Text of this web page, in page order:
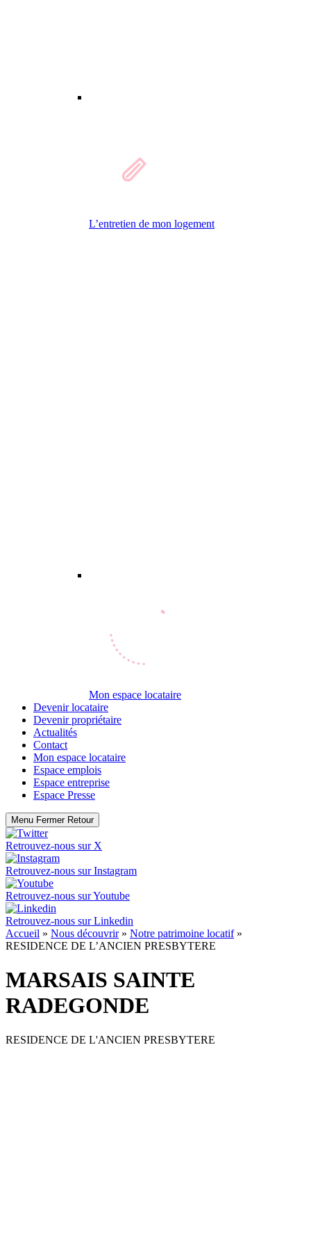
L’entretien de mon logement
Mon espace locataire
Devenir locataire
Devenir propriétaire
Actualités
Contact
Mon espace locataire
Espace emplois
Espace entreprise
Espace Presse
Menu Fermer Retour
Retrouvez-nous sur X
Retrouvez-nous surInstagram
Retrouvez-nous surYoutube
Retrouvez-nous surLinkedin
Accueil » Nous découvrir» Notre patrimoine locatif»
RESIDENCE DE L’ANCIEN PRESBYTERE
MARSAIS SAINTE
RADEGONDE
RESIDENCE DE L'ANCIEN PRESBYTERE